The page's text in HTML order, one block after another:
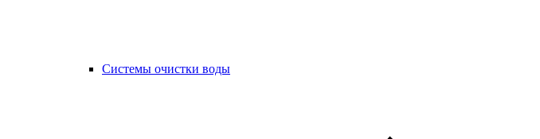
Системы очистки воды